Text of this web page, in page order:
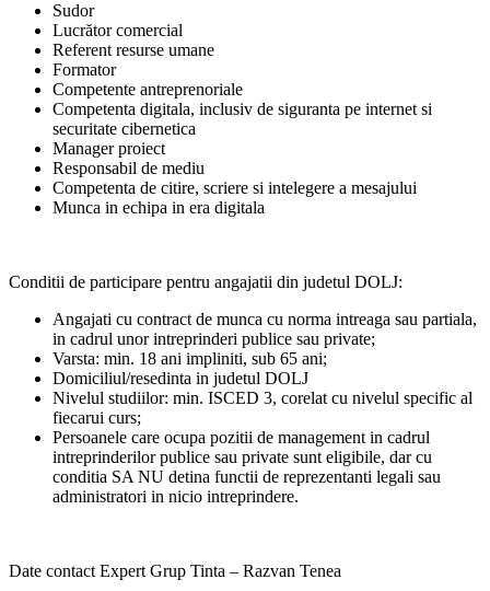
Sudor
Lucrător comercial
Referent resurse umane
Formator
Competente antreprenoriale
Competenta digitala, inclusiv de siguranta pe internet si
securitate cibernetica
Manager proiect
Responsabil de mediu
Competenta de citire, scriere si intelegere a mesajului
Munca in echipa in era digitala
Conditii de participare pentru angajatii din judetul DOLJ:
Angajati cu contract de munca cu norma intreaga sau partiala,
in cadrul unor intreprinderi publice sau private;
Varsta: min. 18 ani impliniti, sub 65 ani;
Domiciliul/resedinta in judetul DOLJ
Nivelul studiilor: min. ISCED 3, corelat cu nivelul specific al
fiecarui curs;
Persoanele care ocupa pozitii de management in cadrul
intreprinderilor publice sau private sunt eligibile, dar cu
conditia SA NU detina functii de reprezentanti legali sau
administratori in nicio intreprindere.
Date contact Expert Grup Tinta – Razvan Tenea